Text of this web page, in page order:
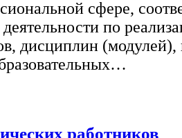
сфере,
деятельности по
дисциплин (модулей),
работников